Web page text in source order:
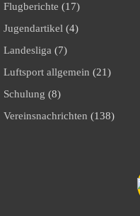
Flugberichte (17)
Jugendartikel (4)
Landesliga (7)
Luftsport allgemein (21)
Schulung (8)
Vereinsnachrichten (138)